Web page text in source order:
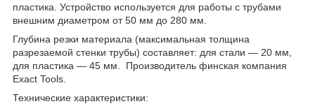
пластика. Устройство используется для работы с трубами
внешним диаметром от 50 мм до 280 мм.
Глубина резки материала (максимальная толщина
разрезаемой стенки трубы) составляет: для стали ― 20 мм,
для пластика ― 45 мм. Производитель финская компания
Exact Tools.
Технические характеристики: